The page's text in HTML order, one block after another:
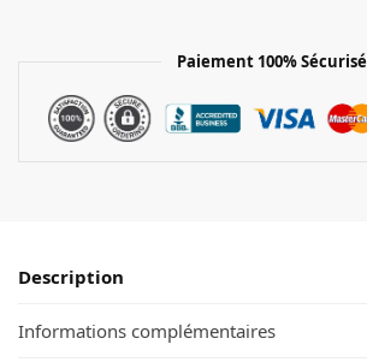
Paiement 100% Sécurisé
Description
Informations complémentaires